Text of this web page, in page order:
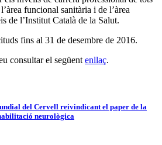
funcional sanitària i de l’àrea
de l’Institut Català de la Salut.
fins al 31 de desembre de 2016.
consultar el següent enllaç.
del Cervell reivindicant el paper de la
neurològica